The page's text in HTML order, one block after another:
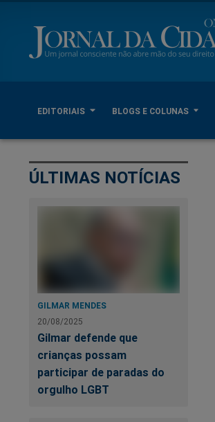
EDITORIAIS BLOGS E COLUNAS
ÚLTIMAS NOTÍCIAS
GILMAR MENDES
20/08/2025
Gilmar defende que
crianças possam
participar de paradas do
orgulho LGBT